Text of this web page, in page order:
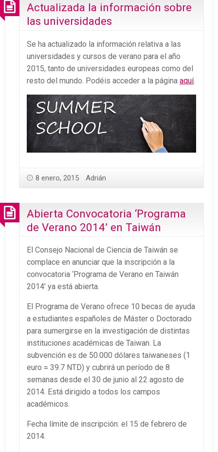
Actualizada la información sobre
las universidades
Se ha actualizado la información relativa a las
universidades y cursos de verano para el año
2015, tanto de universidades europeas como del
resto del mundo. Podéis acceder a la página aquí.
8 enero, 2015 Adrián
Abierta Convocatoria ‘Programa
de Verano 2014’ en Taiwán
El Consejo Nacional de Ciencia de Taiwán se
complace en anunciar que la inscripción a la
convocatoria ‘Programa de Verano en Taiwán
2014’ ya está abierta.
El Programa de Verano ofrece 10 becas de ayuda
a estudiantes españoles de Máster o Doctorado
para sumergirse en la investigación de distintas
instituciones académicas de Taiwan. La
subvención es de 50.000 dólares taiwaneses (1
euro ≈ 39.7 NTD) y cubrirá un período de 8
semanas desde el 30 de junio al 22 agosto de
2014. Está dirigido a todos los campos
académicos.
Fecha límite de inscripción: el 15 de febrero de
2014.